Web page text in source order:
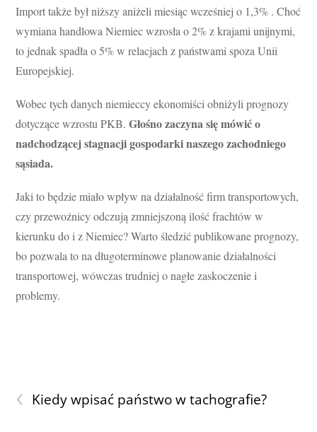
Import także był niższy aniżeli miesiąc wcześniej o 1,3% . Choć
wymiana handlowa Niemiec wzrosła o 2% z krajami unijnymi,
to jednak spadła o 5% w relacjach z państwami spoza Unii
Europejskiej.
Wobec tych danych niemieccy ekonomiści obniżyli prognozy
dotyczące wzrostu PKB.Głośno zaczyna się mówić o
nadchodzącej stagnacji gospodarki naszego zachodniego
sąsiada.
Jaki to będzie miało wpływ na działalność firm transportowych,
czy przewoźnicy odczują zmniejszoną ilość frachtów w
kierunku do i z Niemiec? Warto śledzić publikowane prognozy,
bo pozwala to na długoterminowe planowanie działalności
transportowej, wówczas trudniej o nagłe zaskoczenie i
problemy.
‹ Kiedy wpisać państwo w tachografie?